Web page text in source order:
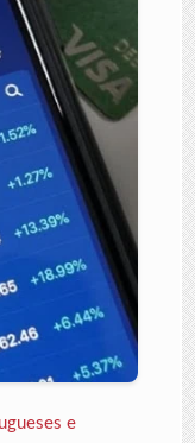
e